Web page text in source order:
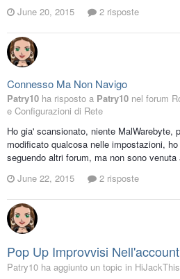
June 20, 2015 2 risposte
Connesso Ma Non Navigo
Patry10 ha risposto a Patry10 nel forum
e Configurazioni di Rete
Ho gia' scansionato, niente MalWarebyte,
modificato qualcosa nelle impostazioni,
seguendo altri forum, ma non sono
June 22, 2015
2 risposte
Pop Up Improvvisi
Patry10 ha aggiunto un topic in